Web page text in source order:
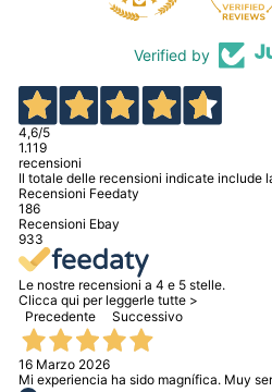
Verified by
4,6/5
1.119
recensioni
Il totale delle recensioni indicate include
Recensioni Feedaty
186
Recensioni Ebay
933
Le nostre recensioni a 4 e 5 stelle.
Clicca qui per leggerle tutte >
Precedente
Successivo
16 Marzo 2026
Mi experiencia ha sido magnífica. Muy